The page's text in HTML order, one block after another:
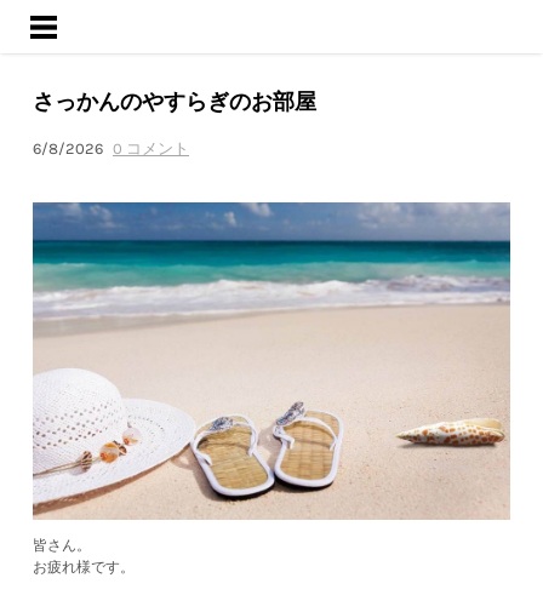
ようこそ
活動内容
ブログ
さっかんのやすらぎのお部屋
6/8/2026 0 コメント
皆さん。
お疲れ様です。